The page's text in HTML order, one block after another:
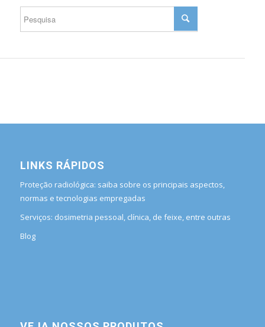
LINKS RÁPIDOS
Proteção radiológica: saiba sobre os principais aspectos,
normas e tecnologias empregadas
Serviços: dosimetria pessoal, clínica, de feixe, entre outras
Blog